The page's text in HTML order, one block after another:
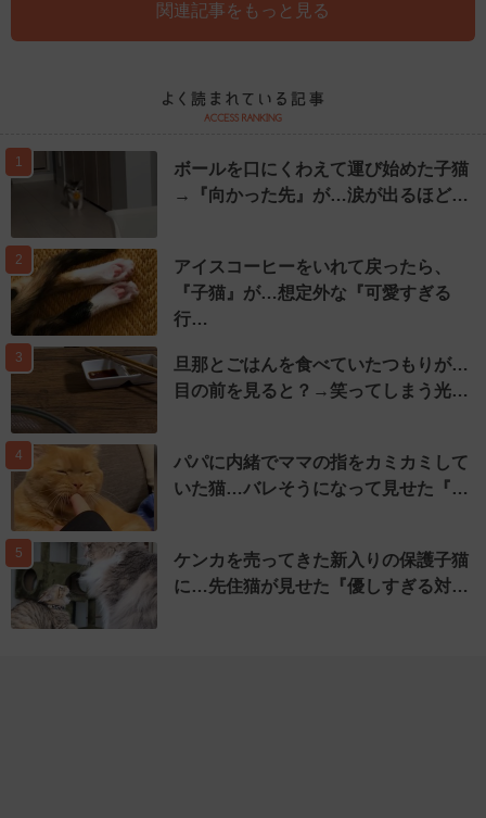
関連記事をもっと見る
1
ボールを口にくわえて運び始めた子猫
→『向かった先』が…涙が出るほど…
2
アイスコーヒーをいれて戻ったら、
『子猫』が…想定外な『可愛すぎる
行…
3
旦那とごはんを食べていたつもりが…
目の前を見ると？→笑ってしまう光…
4
パパに内緒でママの指をカミカミして
いた猫…バレそうになって見せた『…
5
ケンカを売ってきた新入りの保護子猫
に…先住猫が見せた『優しすぎる対…